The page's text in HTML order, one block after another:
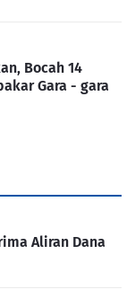
Bocah 14
Gara - gara
Aliran Dana